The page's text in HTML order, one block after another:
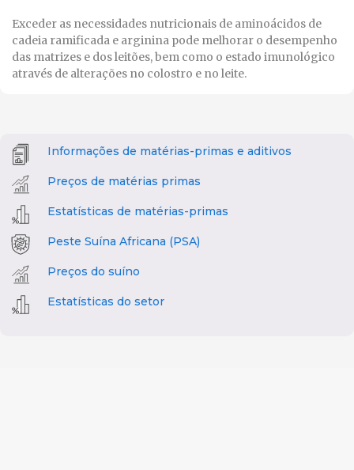
Exceder as necessidades nutricionais de aminoácidos de
cadeia ramificada e arginina pode melhorar o desempenho
das matrizes e dos leitões, bem como o estado imunológico
através de alterações no colostro e no leite.
Informações de matérias-primas e aditivos
Preços de matérias primas
Estatísticas de matérias-primas
Peste Suína Africana (PSA)
Preços do suíno
Estatísticas do setor